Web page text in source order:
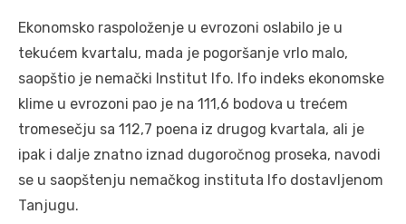
Ekonomsko raspoloženje u evrozoni oslabilo je u
tekućem kvartalu, mada je pogoršanje vrlo malo,
saopštio je nemački Institut Ifo. Ifo indeks ekonomske
klime u evrozoni pao je na 111,6 bodova u trećem
tromesečju sa 112,7 poena iz drugog kvartala, ali je
ipak i dalje znatno iznad dugoročnog proseka, navodi
se u saopštenju nemačkog instituta Ifo dostavljenom
Tanjugu.